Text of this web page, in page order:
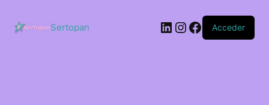
contenido
Sertopan LinkedIn
Instagram
Facebook
Acceder